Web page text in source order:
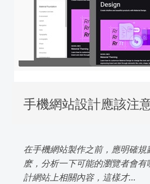
手機網站設計應該注
在手機網站製作之前，應明確
麽，分析一下可能的瀏覽者會
計網站上相關內容，這樣才...